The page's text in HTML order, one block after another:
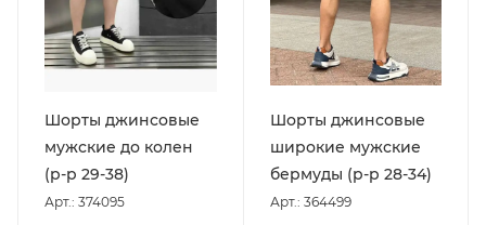
Шорты джинсовые
мужские до колен
(р-р 29-38)
Арт.: 374095
Шорты джинсовые
широкие мужские
бермуды (р-р 28-34)
Арт.: 364499